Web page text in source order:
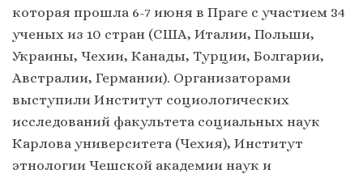
которая прошла 6-7 июня в Праге с участием 34
ученых из 10 стран (США, Италии, Польши,
Украины, Чехии, Канады, Турции, Болгарии,
Австралии, Германии). Организаторами
выступили Институт социологических
исследований факультета социальных наук
Карлова университета (Чехия), Институт
этнологии Чешской академии наук и